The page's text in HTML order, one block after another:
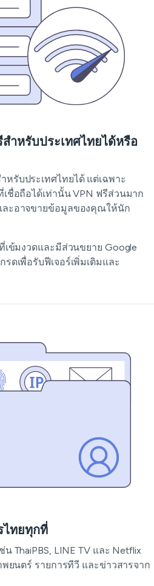
ำหรับประเทศไทยได้หรือ
รับประเทศไทยได้ แต่เฉพาะ
ชื่อถือได้เท่านั้น VPN ฟรีส่วนมาก
ละอาจขายข้อมูลของคุณให้นัก
เข้มงวดและมีส่วนขยาย Google
ดเพื่อรับฟีเจอร์เพิ่มเติมและ
ไทยทุกที่
ThaiPBS, LINE TV และ Netflix
ยนตร์ รายการทีวี และข่าวสารจาก